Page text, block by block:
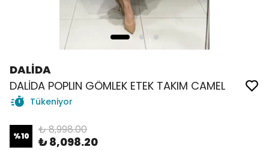
DALİDA
DALİDA POPLIN GÖMLEK ETEK TAKIM CAMEL
Tükeniyor
%10 ₺ 8,998.00
₺ 8,098.20